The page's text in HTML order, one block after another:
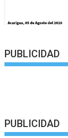
PUBLICIDAD
PUBLICIDAD